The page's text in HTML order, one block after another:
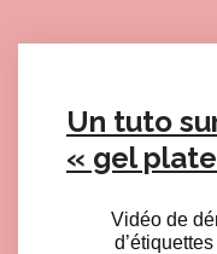
Un tuto
« gel
Click here to accept
Vidéo de